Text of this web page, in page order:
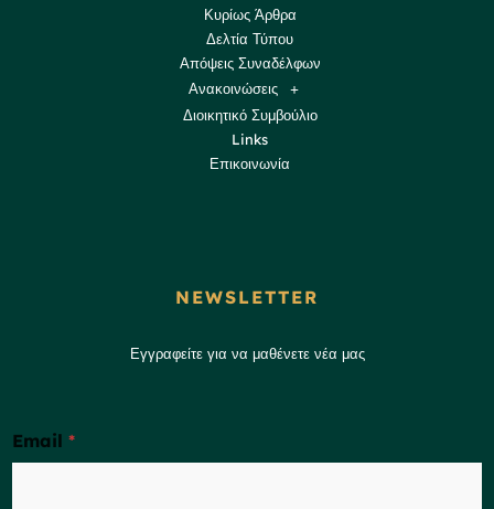
Κυρίως Άρθρα
Δελτία Τύπου
Απόψεις Συναδέλφων
Ανακοινώσεις
Διοικητικό Συμβούλιο
Links
Επικοινωνία
NEWSLETTER
Εγγραφείτε για να μαθένετε νέα μας
Email *